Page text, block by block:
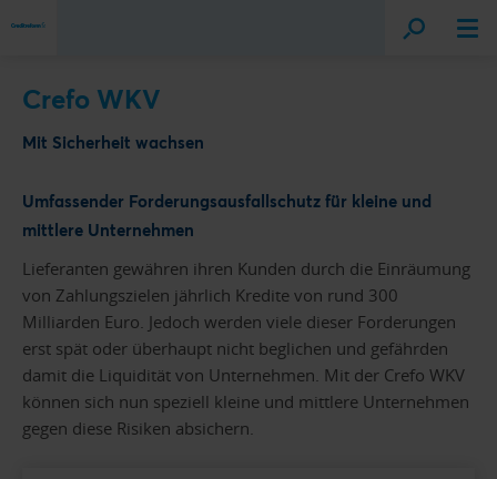
Crefo WKV
Mit Sicherheit wachsen
Umfassender Forderungsausfallschutz für kleine und
mittlere Unternehmen
Lieferanten gewähren ihren Kunden durch die Einräumung
von Zahlungszielen jährlich Kredite von rund 300
Milliarden Euro. Jedoch werden viele dieser Forderungen
erst spät oder überhaupt nicht beglichen und gefährden
damit die Liquidität von Unternehmen. Mit der Crefo WKV
können sich nun speziell kleine und mittlere Unternehmen
gegen diese Risiken absichern.